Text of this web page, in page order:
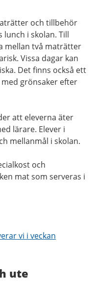
och tillbehör
lunch i skolan. Till
mellan två maträtter
Vissa dagar kan
Det finns också ett
grönsaker efter
att eleverna äter
lärare. Elever i
mellanmål i skolan.
och
mat som serveras i
vi i veckan
ute